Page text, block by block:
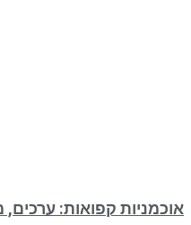
אוכמניות קפואות: ערכים,